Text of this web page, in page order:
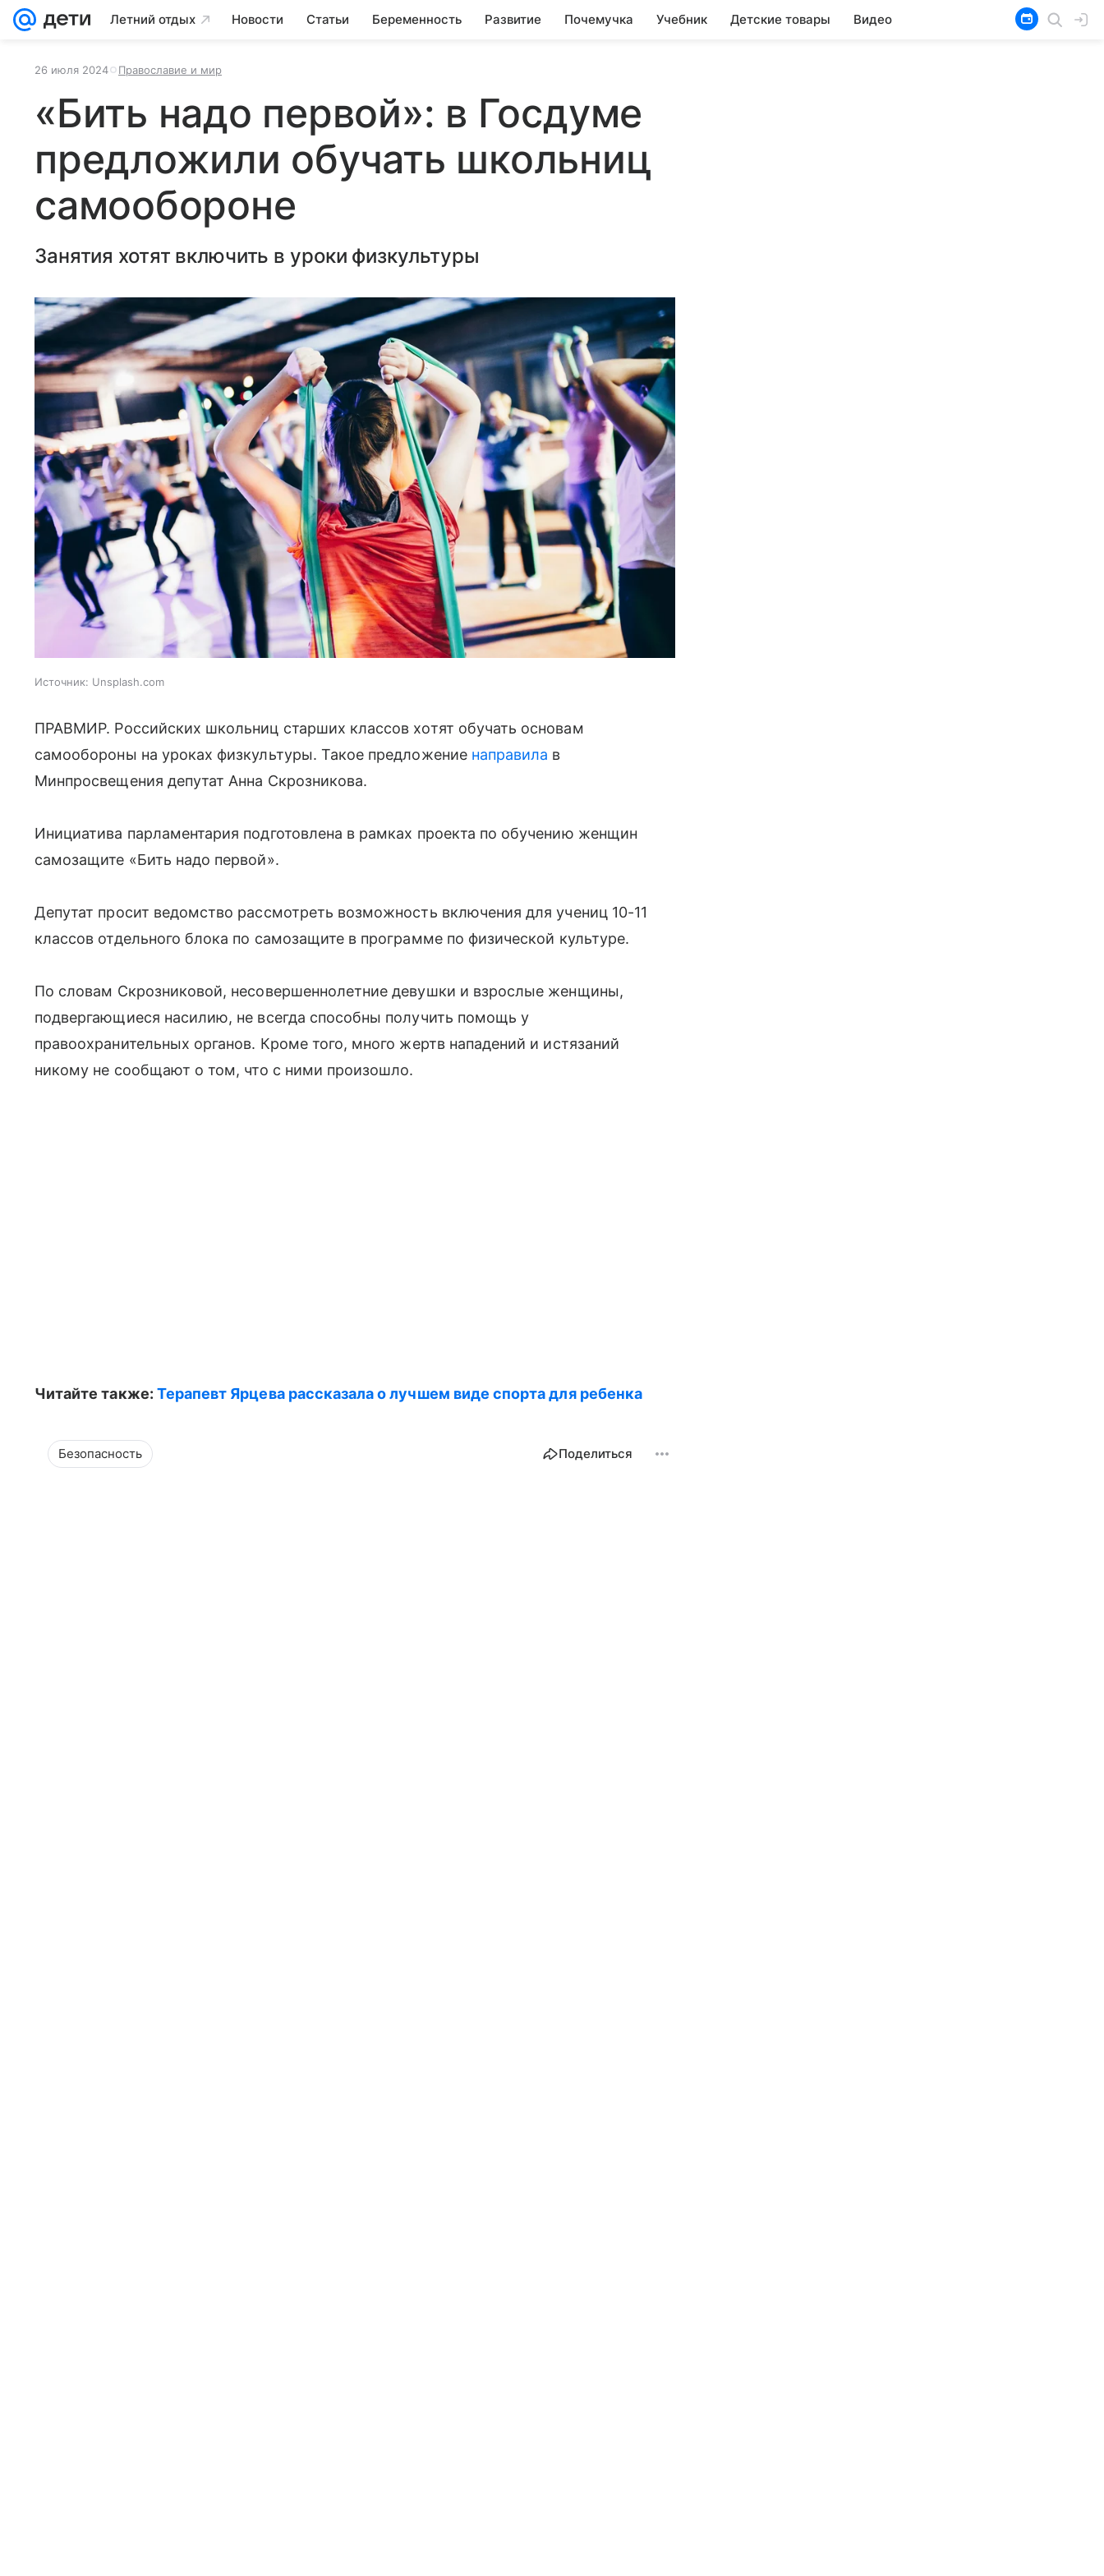
Летний отдых Новости Статьи Беременность Развитие Почемучка Учебник Детские товары Видео
26 июля 2024 Православие и мир
«Бить надо первой»: в Госдуме
предложили обучать школьниц
самообороне
Занятия хотят включить в уроки физкультуры
Источник: Unsplash.com
ПРАВМИР. Российских школьниц старших классов хотят обучать основам
самообороны на уроках физкультуры. Такое предложение направила в
Минпросвещения депутат Анна Скрозникова.
Инициатива парламентария подготовлена в рамках проекта по обучению женщин
самозащите «Бить надо первой».
Депутат просит ведомство рассмотреть возможность включения для учениц 10-11
классов отдельного блока по самозащите в программе по физической культуре.
По словам Скрозниковой, несовершеннолетние девушки и взрослые женщины,
подвергающиеся насилию, не всегда способны получить помощь у
правоохранительных органов. Кроме того, много жертв нападений и истязаний
никому не сообщают о том, что с ними произошло.
Читайте также: Терапевт Ярцева рассказала о лучшем виде спорта для ребенка
Безопасность Поделиться